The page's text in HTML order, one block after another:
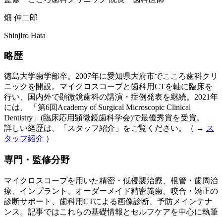
畑 伸二郎
Shinjiro Hata
略歴
徳島大学歯学部卒。2007年に愛知県大府市でこころ歯科クリ
ニックを開設。マイクロスコープと歯科用CTを軸に臨床を
行い、国内外で顕微鏡歯科の講演・症例発表を継続。2021年
には、 「第6回Academy of Surgical Microscopic Clinical
Dentistry」(臨床応用顕微鏡歯科学会)で最優秀賞を受賞。
詳しい経歴は、「スタッフ紹介」をご覧ください。（ → ス
タッフ紹介 ）
専門・監修分野
マイクロスコープを用いた精密・低侵襲治療、根管・歯周治
療、インプラント、オーダーメイド精密義歯、咬合・矯正の
診断サポート、歯科用CTによる画像診断、予防メインテナ
ンス。記事ではこれらの基礎情報とセルフケアを中心に執筆